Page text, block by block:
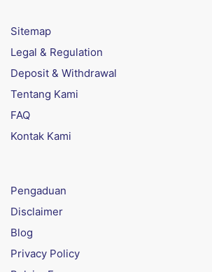
Sitemap
Legal & Regulation
Deposit & Withdrawal
Tentang Kami
FAQ
Kontak Kami
Pengaduan
Disclaimer
Blog
Privacy Policy